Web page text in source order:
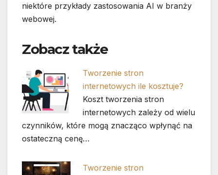
niektóre przykłady zastosowania AI w branży
webowej.
Zobacz także
Tworzenie stron
internetowych ile kosztuje?
Koszt tworzenia stron
internetowych zależy od wielu
czynników, które mogą znacząco wpłynąć na
ostateczną cenę…
Tworzenie stron